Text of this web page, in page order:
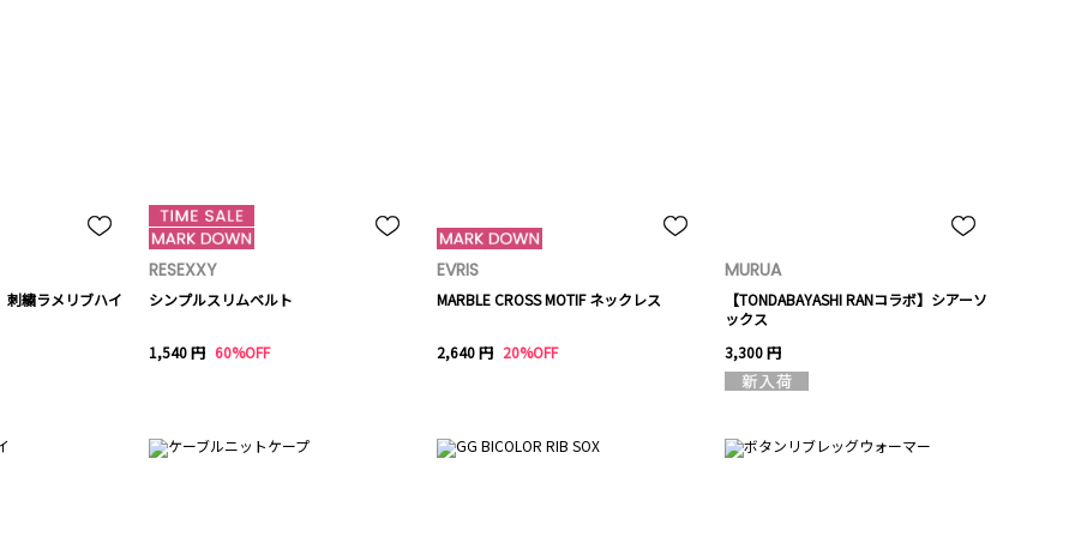
刺繍ラメリブハイ
RESEXXY
シンプルスリムベルト
1,540 円 60%OFF
EVRIS
MARBLE CROSS MOTIF ネックレス
2,640 円 20%OFF
MURUA
【TONDABAYASHI RANコラボ】シアーソ
ックス
3,300 円